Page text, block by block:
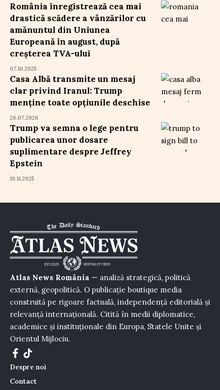
România înregistrează cea mai
drastică scădere a vânzărilor cu
amănuntul din Uniunea
Europeană în august, după
creșterea TVA-ului
07.10.2025
Casa Albă transmite un mesaj
clar privind Iranul: Trump
menține toate opțiunile deschise
26.07.2026
Trump va semna o lege pentru
publicarea unor dosare
suplimentare despre Jeffrey
Epstein
19.11.2025
Atlas News România — analiză strategică, politică
externă, geopolitică. O publicație boutique media
construită pe rigoare factuală, independență editorială și
relevanță internațională. Citită în medii diplomatice,
academice și instituționale din Europa, Statele Unite și
Orientul Mijlociu.
Despre noi
Contact